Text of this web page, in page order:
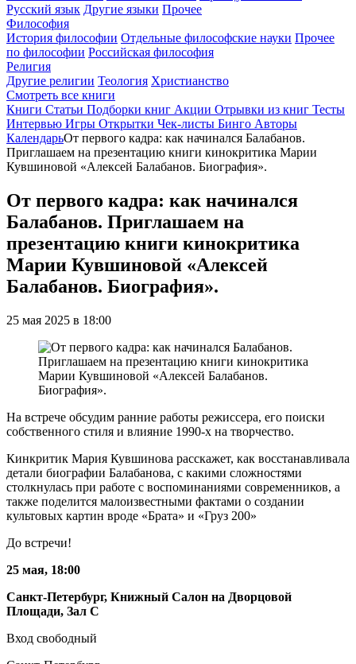
Русский язык Другие языки Прочее
Философия
История философии Отдельные философские науки Прочее
по философии Российская философия
Религия
Другие религии Теология Христианство
Смотреть все книги
Книги Статьи Подборки книг Акции Отрывки из книг Тесты
Интервью Игры Открытки Чек-листы Бинго Авторы
КалендарьОт первого кадра: как начинался Балабанов.
Приглашаем на презентацию книги кинокритика Марии
Кувшиновой «Алексей Балабанов. Биография».
От первого кадра: как начинался
Балабанов. Приглашаем на
презентацию книги кинокритика
Марии Кувшиновой «Алексей
Балабанов. Биография».
25 мая 2025 в 18:00
На встрече обсудим ранние работы режиссера, его поиски
собственного стиля и влияние 1990-х на творчество.
Кинкритик Мария Кувшинова расскажет, как восстанавливала
детали биографии Балабанова, с какими сложностями
столкнулась при работе с воспоминаниями современников, а
также поделится малоизвестными фактами о создании
культовых картин вроде «Брата» и «Груз 200»
До встречи!
25 мая, 18:00
Санкт-Петербург, Книжный Салон на Дворцовой
Площади, Зал С
Вход свободный